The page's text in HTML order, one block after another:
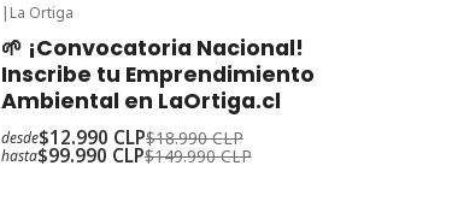
| La Ortiga
🌱 ¡Convocatoria Nacional!
Inscribe tu Emprendimiento
Ambiental en LaOrtiga.cl
desde$12.990 CLP$18.990 CLP
hasta$99.990 CLP$149.990 CLP